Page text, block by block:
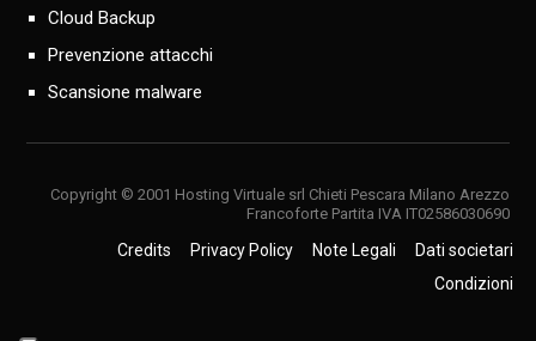
Cloud Backup
Prevenzione attacchi
Scansione malware
Copyright © 2001 Hosting Virtuale srl Chieti Pescara Milano Arezzo
Francoforte Partita IVA IT02586030690
Credits Privacy Policy Note Legali
Dati societari
Condizioni